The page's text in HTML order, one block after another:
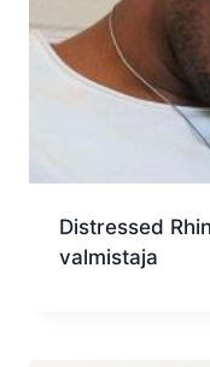
Distressed
valmistaja